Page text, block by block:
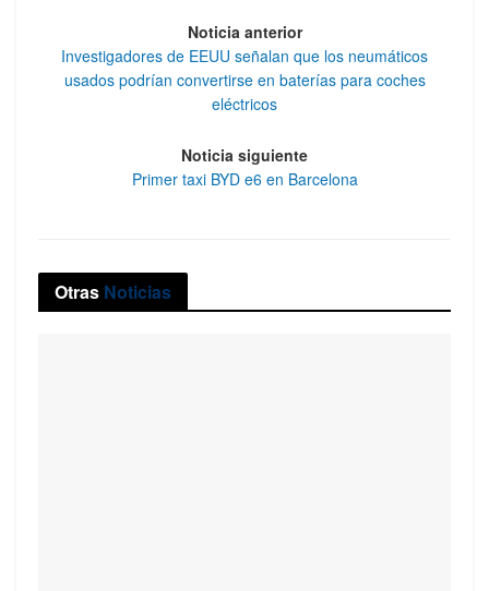
Noticia anterior
Investigadores de EEUU señalan que los neumáticos
usados podrían convertirse en baterías para coches
eléctricos
Noticia siguiente
Primer taxi BYD e6 en Barcelona
Otras Noticias